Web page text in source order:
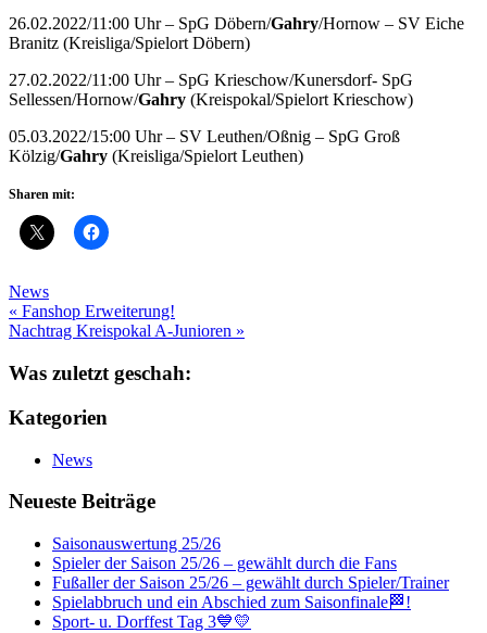
26.02.2022/11:00 Uhr – SpG Döbern/Gahry/Hornow – SV Eiche
Branitz (Kreisliga/Spielort Döbern)
27.02.2022/11:00 Uhr – SpG Krieschow/Kunersdorf- SpG
Sellessen/Hornow/Gahry (Kreispokal/Spielort Krieschow)
05.03.2022/15:00 Uhr – SV Leuthen/Oßnig – SpG Groß
Kölzig/Gahry (Kreisliga/Spielort Leuthen)
Sharen mit:
News
Beitragsnavigation
« Fanshop Erweiterung!
Nachtrag Kreispokal A-Junioren »
Was zuletzt geschah:
Kategorien
News
Neueste Beiträge
Saisonauswertung 25/26
Spieler der Saison 25/26 – gewählt durch die Fans
Fußaller der Saison 25/26 – gewählt durch Spieler/Trainer
Spielabbruch und ein Abschied zum Saisonfinale🏁!
Sport- u. Dorffest Tag 3💙💛